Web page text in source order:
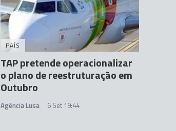
PAÍS
TAP pretende operacionalizar
o plano de reestruturação em
Outubro
Agência Lusa 6 Set 19:44